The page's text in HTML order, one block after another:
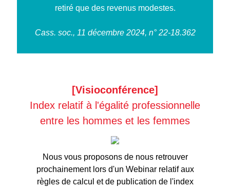
retiré que des revenus modestes.
Cass. soc., 11 décembre 2024, n° 22-18.362
[Visioconférence]
Index relatif à l'égalité professionnelle
entre les hommes et les femmes
Nous vous proposons de nous retrouver
prochainement lors d'un Webinar relatif aux
règles de calcul et de publication de l'index